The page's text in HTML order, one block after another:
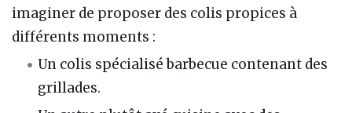
imaginer de proposer des colis propices à
différents moments :
Un colis spécialisé barbecue contenant des
grillades.